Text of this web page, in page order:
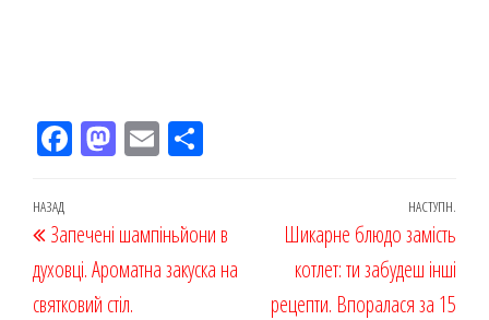
Fac
k
M
on
Em
ис
я
Навігація
записів
Попередній
запис
НАЗАД
Запечені шампіньйони в
духовці. Ароматна закуска на
святковий стіл.
НАСТУПН.
Шикарне блюдо замість
котлет: ти забудеш інші
рецепти. Впоралася за 15